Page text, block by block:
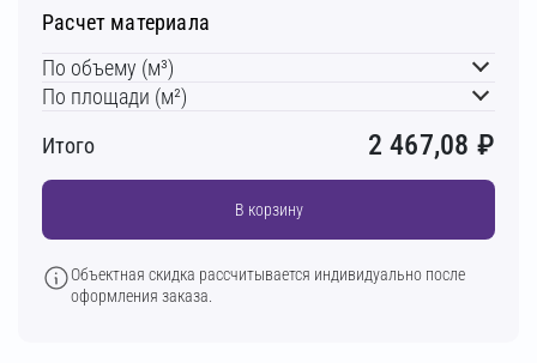
Расчет материала
По объему (м³)
По площади (м²)
Итого
2 467,08 ₽
В корзину
Объектная скидка рассчитывается индивидуально после
оформления заказа.